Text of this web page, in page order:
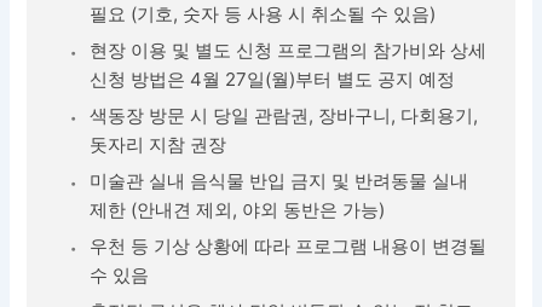
필요 (기호, 숫자 등 사용 시 취소될 수 있음)
현장 이용 및 별도 신청 프로그램의 참가비와 상세
신청 방법은 4월 27일(월)부터 별도 공지 예정
색동장 방문 시 당일 관람권, 장바구니, 다회용기,
돗자리 지참 권장
미술관 실내 음식물 반입 금지 및 반려동물 실내
제한 (안내견 제외, 야외 동반은 가능)
우천 등 기상 상황에 따라 프로그램 내용이 변경될
수 있음